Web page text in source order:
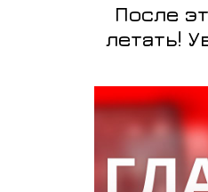
После
летать!